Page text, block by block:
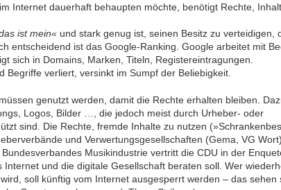
Internet dauerhaft behaupten möchte, benötigt Rechte,
ist mein« und stark genug ist, seinen Besitz zu verteidigen,
entscheidend ist das Google-Ranking. Google arbeitet mit
sich in Domains, Marken, Titeln, Registereintragungen.
Begriffe verliert, versinkt im Sumpf der Beliebigkeit.
genutzt werden, damit die Rechte erhalten bleiben.
Logos, Bilder …, die jedoch meist durch Urheber- oder
sind. Die Rechte, fremde Inhalte zu nutzen
und Verwertungsgesellschaften (Gema, VG
Musikindustrie vertritt die CDU in der
und die digitale Gesellschaft beraten soll. Wer
soll künftig vom Internet ausgesperrt werden – das sehen